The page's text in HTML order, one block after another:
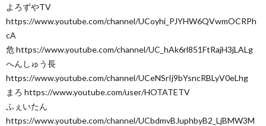
よろずやTV
https://www.youtube.com/channel/UCoyhi_PJYHW6QVwmOCRPh
cA
危 https://www.youtube.com/channel/UC_hAk6rl851FtRajH3jLALg
へんしゅう長
https://www.youtube.com/channel/UCeNSrIj9bYsncRBLyV0eLhg
まろ https://www.youtube.com/user/HOTATETV
ふぇいたん
https://www.youtube.com/channel/UCbdmvBJuphbyB2_LjBMW3M